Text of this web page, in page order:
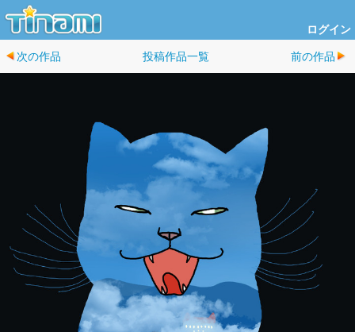
ログイン
次の作品 投稿作品一覧 前の作品